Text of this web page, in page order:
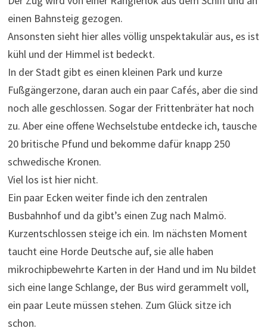
einen Bahnsteig gezogen.
Ansonsten sieht hier alles völlig unspektakulär aus, es ist
kühl und der Himmel ist bedeckt.
In der Stadt gibt es einen kleinen Park und kurze
Fußgängerzone, daran auch ein paar Cafés, aber die sind
noch alle geschlossen. Sogar der Frittenbräter hat noch
zu. Aber eine offene Wechselstube entdecke ich, tausche
20 britische Pfund und bekomme dafür knapp 250
schwedische Kronen.
Viel los ist hier nicht.
Ein paar Ecken weiter finde ich den zentralen
Busbahnhof und da gibt’s einen Zug nach Malmö.
Kurzentschlossen steige ich ein. Im nächsten Moment
taucht eine Horde Deutsche auf, sie alle haben
mikrochipbewehrte Karten in der Hand und im Nu bildet
sich eine lange Schlange, der Bus wird gerammelt voll,
ein paar Leute müssen stehen. Zum Glück sitze ich
schon.